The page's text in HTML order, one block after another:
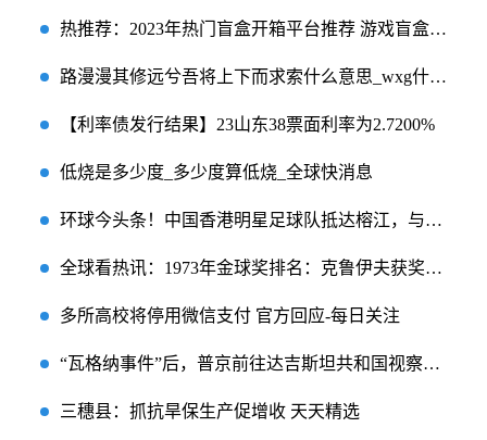
热推荐：2023年热门盲盒开箱平台推荐 游戏盲盒开箱平台大全
路漫漫其修远兮吾将上下而求索什么意思_wxg什么意思|天天新资讯
【利率债发行结果】23山东38票面利率为2.7200%
低烧是多少度_多少度算低烧_全球快消息
环球今头条！中国香港明星足球队抵达榕江，与村超友谊赛还在审批中
全球看热讯：1973年金球奖排名：克鲁伊夫获奖，佐夫、盖德穆勒、贝肯鲍尔上榜
多所高校将停用微信支付 官方回应-每日关注
“瓦格纳事件”后，普京前往达吉斯坦共和国视察，接受小女孩合影请求 最新
三穗县：抓抗旱保生产促增收 天天精选